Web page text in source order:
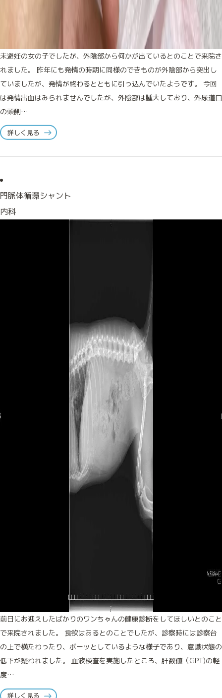
未避妊の女の子でしたが、外陰部から何かが出ているとのことで来院さ
れました。 昨年にも発情の時期に同様のできものが外陰部から突出し
ていましたが、発情が終わるとともに引っ込んでいたようです。 今回
は発情出血はみられませんでしたが、外陰部は腫大しており、外尿道口
の頭側…
詳しく見る
門脈体循環シャント
内科
前日にお迎えしたばかりのワンちゃんの健康診断をしてほしいとのこと
で来院されました。 食欲はあるとのことでしたが、診察時には診察台
の上で横たわったり、ボーッとしているような様子であり、意識状態の
低下が疑われました。 血液検査を実施したところ、肝数値（GPT)の軽
度…
詳しく見る